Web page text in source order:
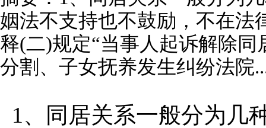
姻法不支持也不鼓励，不在法
释(二)规定“当事人起诉解除
分割、子女抚养发生纠纷法院
1、同居关系一般分为几